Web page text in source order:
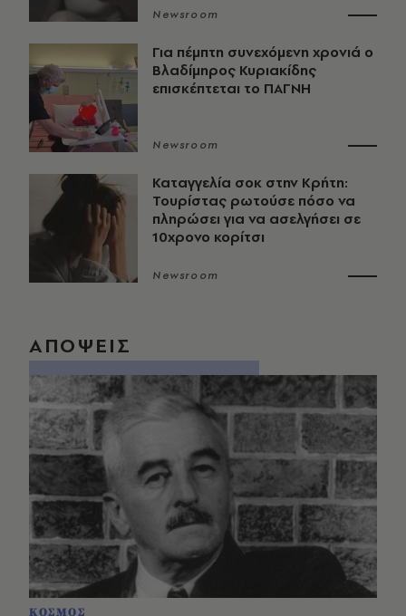
Newsroom
Για πέμπτη συνεχόμενη χρονιά ο
Βλαδίμηρος Κυριακίδης
επισκέπτεται το ΠΑΓΝΗ
Newsroom
Καταγγελία σοκ στην Κρήτη:
Τουρίστας ρωτούσε πόσο να
πληρώσει για να ασελγήσει σε
10χρονο κορίτσι
Newsroom
ΑΠΟΨΕΙΣ
ΚΟΣΜΟΣ